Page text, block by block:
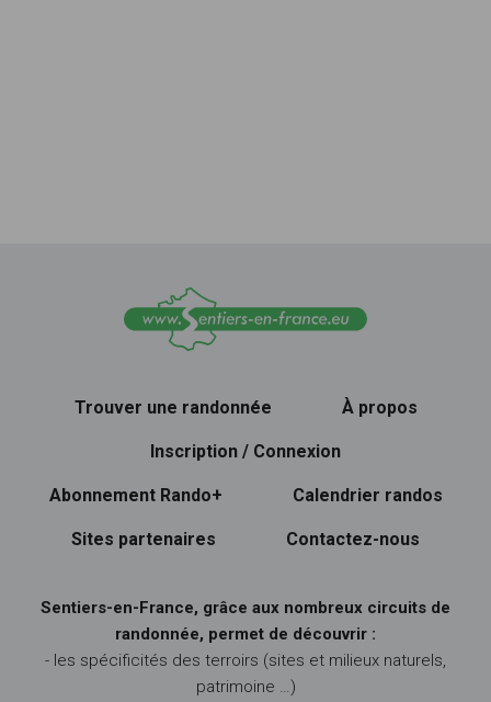
Trouver une randonnée À propos
Inscription / Connexion
Abonnement Rando+ Calendrier randos
Sites partenaires Contactez-nous
Sentiers-en-France, grâce aux nombreux circuits de
randonnée, permet de découvrir :
- les spécificités des terroirs (sites et milieux naturels,
patrimoine …)